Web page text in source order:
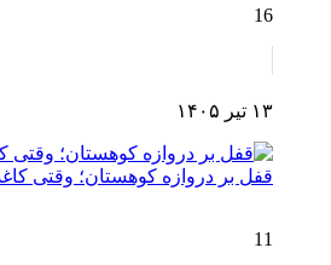
16
۱۳ تیر ۱۴۰۵
قفل بر دروازه کوهستان؛ وقتی
11